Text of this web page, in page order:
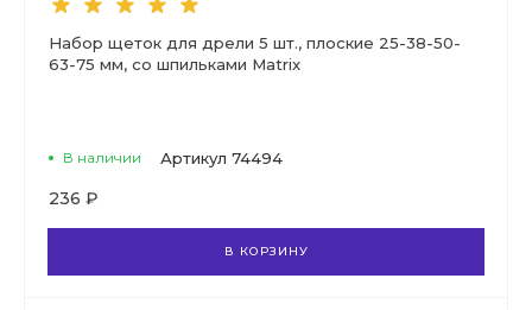
Набор щеток для дрели 5 шт., плоские 25-38-50-
63-75 мм, со шпильками Matrix
В наличии Артикул 74494
236 ₽
В КОРЗИНУ